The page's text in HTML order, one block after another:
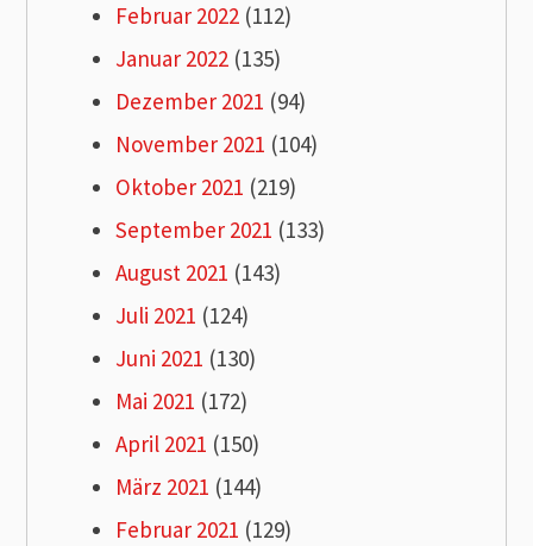
Februar 2022 (112)
Januar 2022 (135)
Dezember 2021 (94)
November 2021 (104)
Oktober 2021 (219)
September 2021 (133)
August 2021 (143)
Juli 2021 (124)
Juni 2021 (130)
Mai 2021 (172)
April 2021 (150)
März 2021 (144)
Februar 2021 (129)